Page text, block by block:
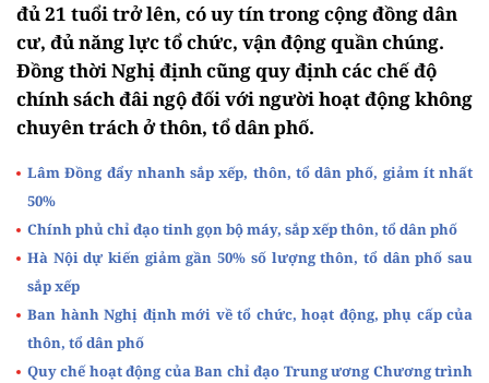
đủ 21 tuổi trở lên, có uy tín trong cộng đồng dân
cư, đủ năng lực tổ chức, vận động quần chúng.
Đồng thời Nghị định cũng quy định các chế độ
chính sách đâi ngộ đối với người hoạt động không
chuyên trách ở thôn, tổ dân phố.
Lâm Đồng đẩy nhanh sắp xếp, thôn, tổ dân phố, giảm ít nhất
50%
Chính phủ chỉ đạo tinh gọn bộ máy, sắp xếp thôn, tổ dân phố
Hà Nội dự kiến giảm gần 50% số lượng thôn, tổ dân phố sau
sắp xếp
Ban hành Nghị định mới về tổ chức, hoạt động, phụ cấp của
thôn, tổ dân phố
Quy chế hoạt động của Ban chỉ đạo Trung ương Chương trình